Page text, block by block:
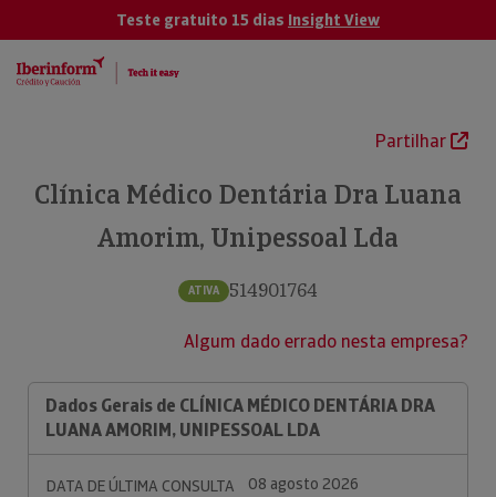
Teste gratuito 15 dias Insight View
Partilhar
Clínica Médico Dentária Dra Luana
Amorim, Unipessoal Lda
ATIVA 514901764
Algum dado errado nesta empresa?
Dados Gerais de CLÍNICA MÉDICO DENTÁRIA DRA
LUANA AMORIM, UNIPESSOAL LDA
DATA DE ÚLTIMA CONSULTA
08 agosto 2026